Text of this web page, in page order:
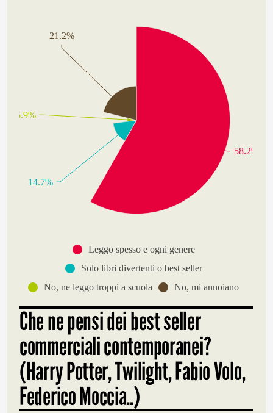
Leggo spesso e ogni genere
Solo libri divertenti o best seller
No, ne leggo troppi a scuola
No, mi annoiano
58.2%
14.7%
5.9%
21.2%
Che ne pensi dei best seller
commerciali contemporanei?
(Harry Potter, Twilight, Fabio Volo,
Federico Moccia..)